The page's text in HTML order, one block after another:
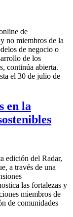
de
no miembros de la
de negocio o
de los
continúa abierta.
el 30 de julio de
en la
edición del Radar,
a través de una
las fortalezas y
miembros de
de comunidades